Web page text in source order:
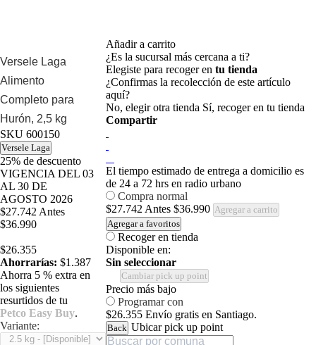
Versele Laga
Alimento
Completo para
Hurón, 2,5 kg
SKU 600150
Versele Laga
25% de descuento
VIGENCIA DEL 03
AL 30 DE
AGOSTO 2026
$27.742 Antes
$36.990
$26.355
Ahorrarías: $1.387
Ahorra 5 % extra en
los siguientes
resurtidos de tu
Petco Easy Buy.
Variante:
Añadir a carrito
¿Es la sucursal más cercana a ti?
Elegiste para recoger en tu tienda
¿Confirmas la recolección de este artículo
aquí?
No, elegir otra tienda Sí, recoger en tu tienda
Compartir
El tiempo estimado de entrega a domicilio es
de 24 a 72 hrs en radio urbano
Compra normal
$27.742 Antes $36.990 Agregar a carrito
Agregar a favoritos
Recoger en tienda
Disponible en:
Sin seleccionar
Cambiar pick up point
Precio más bajo
Programar con
$26.355 Envío gratis en Santiago.
Back Ubicar pick up point